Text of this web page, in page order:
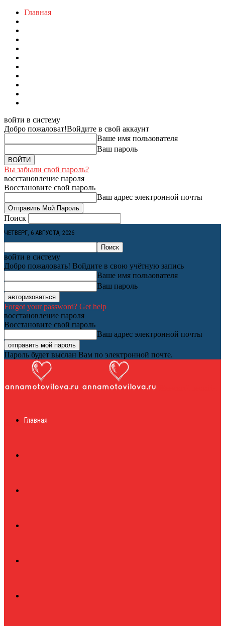
Главная
войти в систему
Добро пожаловат!Войдите в свой аккаунт
Ваше имя пользователя
Ваш пароль
Вы забыли свой пароль?
восстановление пароля
Восстановите свой пароль
Ваш адрес электронной почты
Поиск
ЧЕТВЕРГ, 6 АВГУСТА, 2026
войти в систему
Добро пожаловать! Войдите в свою учётную запись
Ваше имя пользователя
Ваш пароль
Forgot your password? Get help
восстановление пароля
Восстановите свой пароль
Ваш адрес электронной почты
Пароль будет выслан Вам по электронной почте.
журналГлавная